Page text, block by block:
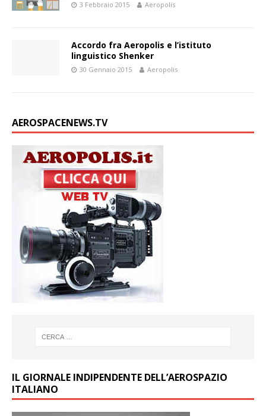
3 Febbraio 2015 Aeropolis
Accordo fra Aeropolis e l’istituto
linguistico Shenker
30 Gennaio 2015 Aeropolis
AEROSPACENEWS.TV
IL GIORNALE INDIPENDENTE DELL’AEROSPAZIO
ITALIANO